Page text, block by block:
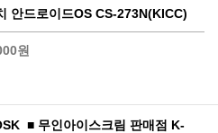
안드로이드OS CS-273N(KICC)
원
■ 무인아이스크림 판매점 K-